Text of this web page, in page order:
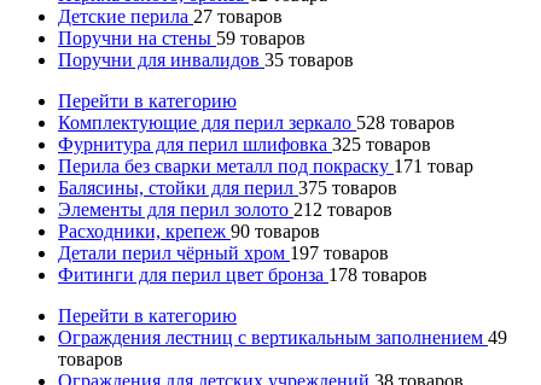
Детские перила 27 товаров
Поручни на стены 59 товаров
Поручни для инвалидов 35 товаров
Перейти в категорию
Комплектующие для перил зеркало 528 товаров
Фурнитура для перил шлифовка 325 товаров
Перила без сварки металл под покраску 171 товар
Балясины, стойки для перил 375 товаров
Элементы для перил золото 212 товаров
Расходники, крепеж 90 товаров
Детали перил чёрный хром 197 товаров
Фитинги для перил цвет бронза 178 товаров
Перейти в категорию
Ограждения лестниц с вертикальным заполнением 49
товаров
Ограждения для детских учреждений 38 товаров